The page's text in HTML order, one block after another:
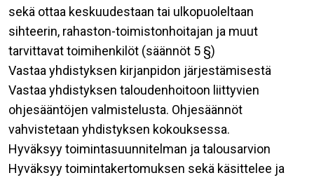
sekä ottaa keskuudestaan tai ulkopuoleltaan
sihteerin, rahaston-toimistonhoitajan ja muut
tarvittavat toimihenkilöt (säännöt 5 §)
Vastaa yhdistyksen kirjanpidon järjestämisestä
Vastaa yhdistyksen taloudenhoitoon liittyvien
ohjesääntöjen valmistelusta. Ohjesäännöt
vahvistetaan yhdistyksen kokouksessa.
Hyväksyy toimintasuunnitelman ja talousarvion
Hyväksyy toimintakertomuksen sekä käsittelee ja